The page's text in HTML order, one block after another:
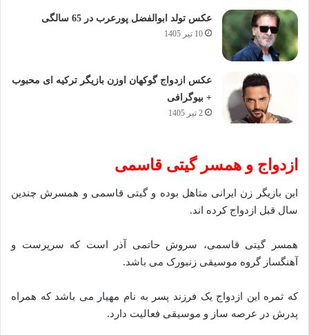
عکس تولد ابوالفضل پورعرب در 65 سالگی
10 تیر 1405
عکس ازدواج گوکهان اوزن بازیگر ترکیه ای محبوب
+ بیوگرافی
2 تیر 1405
ازدواج و همسر گیتی قاسمی
این بازیگر زن ایرانی متاهل بوده و گیتی قاسمی و همسرش چندین
سال قبل ازدواج کرده اند.
همسر گیتی قاسمی، سروش حاتمی آذر است که سرپرست و
آهنگساز گروه موسیقی زنبورک می باشد.
که ثمره این ازدواج یک فرزند پسر به نام مهیار می باشد که همراه
پدرش در عرصه ساز و موسیقی فعالیت دارد.